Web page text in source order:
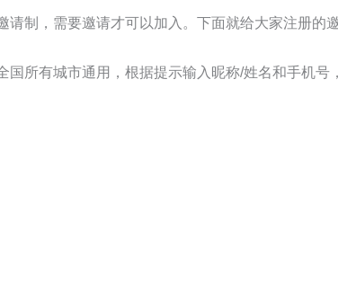
制，需要邀请才可以加入。下面就给大家注册的
所有城市通用，根据提示输入昵称/姓名和手机号